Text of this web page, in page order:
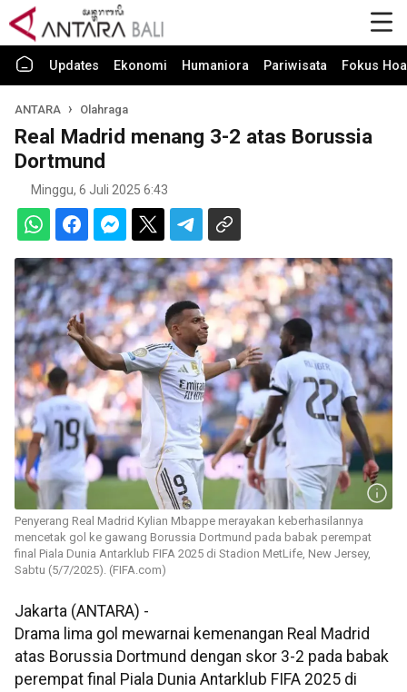
Updates Ekonomi Humaniora Pariwisata Fokus
ANTARA Olahraga
Real Madrid menang 3-2 atas Borussia
Dortmund
Minggu, 6 Juli 2025 6:43
Penyerang Real Madrid Kylian Mbappe merayakan keberhasilannya
mencetak gol ke gawang Borussia Dortmund pada babak perempat
final Piala Dunia Antarklub FIFA 2025 di Stadion MetLife, New Jersey,
Sabtu (5/7/2025). (FIFA.com)
Jakarta (ANTARA) -
Drama lima gol mewarnai kemenangan Real Madrid
atas Borussia Dortmund dengan skor 3-2 pada babak
perempat final Piala Dunia Antarklub FIFA 2025 di